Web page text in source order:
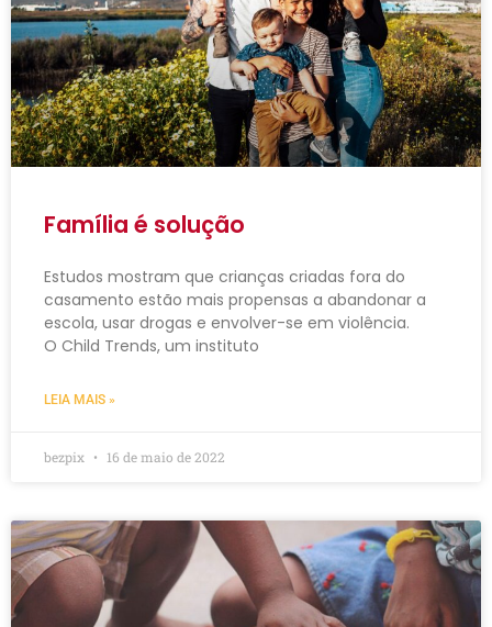
Família é solução
Estudos mostram que crianças criadas fora do
casamento estão mais propensas a abandonar a
escola, usar drogas e envolver-se em violência.
O Child Trends, um instituto
LEIA MAIS »
bezpix 16 de maio de 2022